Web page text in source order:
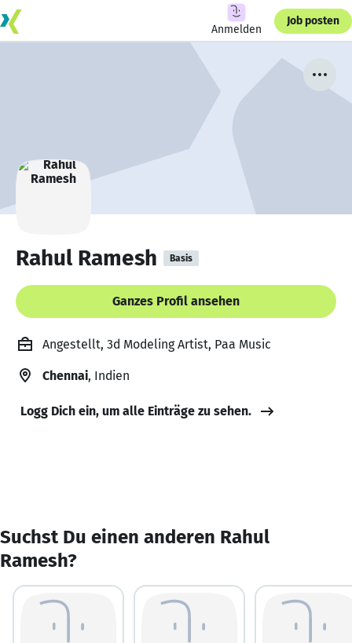
Anmelden
Job posten
Rahul Ramesh Basis
Ganzes Profil ansehen
Angestellt, 3d Modeling Artist, Paa Music
Chennai, Indien
Logg Dich ein, um alle Einträge zu sehen.
Suchst Du einen anderen Rahul
Ramesh?